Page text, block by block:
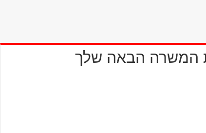
המשרה הבאה שלך